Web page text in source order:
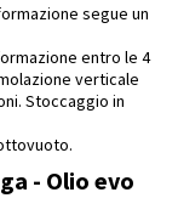
segue un
entro le 4
verticale
Stoccaggio in
- Olio evo